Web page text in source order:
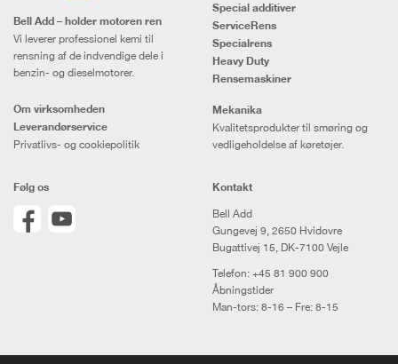
Bell Add – holder motoren ren
Vi leverer professionel kemi til
rensning af de indvendige dele i
benzin- og dieselmotorer.
Om virksomheden
Leverandørservice
Privatlivs- og cookiepolitik
Special additiver
ServiceRens
Specialrens
Heavy Duty
Rensemaskiner
Mekanika
Kvalitetsprodukter til smøring og
vedligeholdelse af køretøjer.
Følg os Kontakt
Bell Add
Gungevej 9, 2650 Hvidovre
Bugattivej 15, DK-7100 Vejle
Telefon: +45 81 900 900
Åbningstider
Man-tors: 8-16 – Fre: 8-15